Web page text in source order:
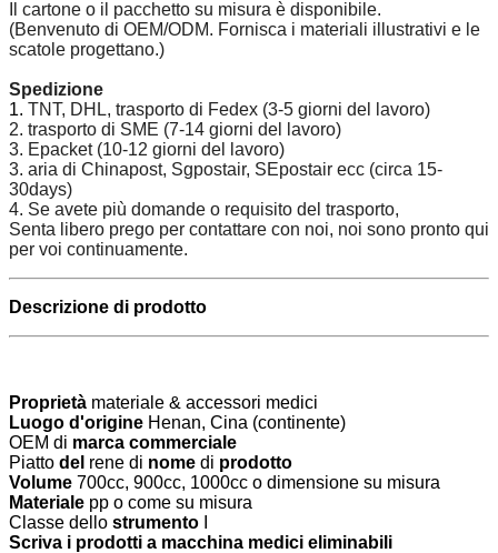
Il cartone o il pacchetto su misura è disponibile.
(Benvenuto di OEM/ODM. Fornisca i materiali illustrativi e le
scatole progettano.)
Spedizione
1. TNT, DHL, trasporto di Fedex (3-5 giorni del lavoro)
2. trasporto di SME (7-14 giorni del lavoro)
3. Epacket (10-12 giorni del lavoro)
3. aria di Chinapost, Sgpostair, SEpostair ecc (circa 15-
30days)
4. Se avete più domande o requisito del trasporto,
Senta libero prego per contattare con noi, noi sono pronto qui
per voi continuamente.
Descrizione di prodotto
Proprietà materiale & accessori medici
Luogo d'origine Henan, Cina (continente)
OEM di marca commerciale
Piatto del rene di nome di prodotto
Volume 700cc, 900cc, 1000cc o dimensione su misura
Materiale pp o come su misura
Classe dello strumento
Scriva i prodotti a macchina medici eliminabili